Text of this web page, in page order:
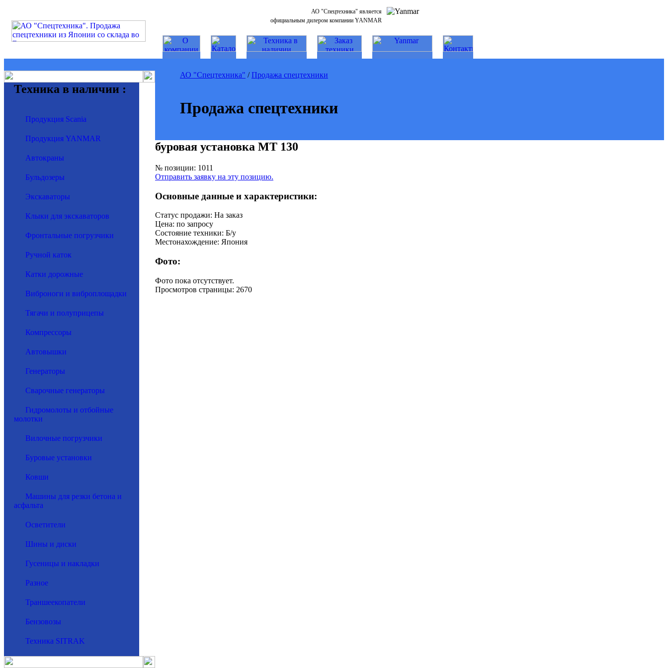
АО "Спецтехника" является
официальным дилером компании YANMAR
Техника в наличии :
Продукция Scania
Продукция YANMAR
Автокраны
Бульдозеры
Экскаваторы
Клыки для экскаваторов
Фронтальные погрузчики
Ручной каток
Катки дорожные
Виброноги и виброплощадки
Тягачи и полуприцепы
Компрессоры
Автовышки
Генераторы
Сварочные генераторы
Гидромолоты и отбойные
молотки
Вилочные погрузчики
Буровые установки
Ковши
Машины для резки бетона и
асфальта
Осветители
Шины и диски
Гусеницы и накладки
Разное
Траншеекопатели
Бензовозы
Техника SITRAK
АО "Спецтехника" /Продажа спецтехники
Продажа спецтехники
буровая установка MT 130
№ позиции: 1011
Отправить заявку на эту позицию.
Основные данные и характеристики:
Статус продажи: На заказ
Цена: по запросу
Состояние техники: Б/у
Местонахождение: Япония
Фото:
Фото пока отсутствует.
Просмотров страницы: 2670